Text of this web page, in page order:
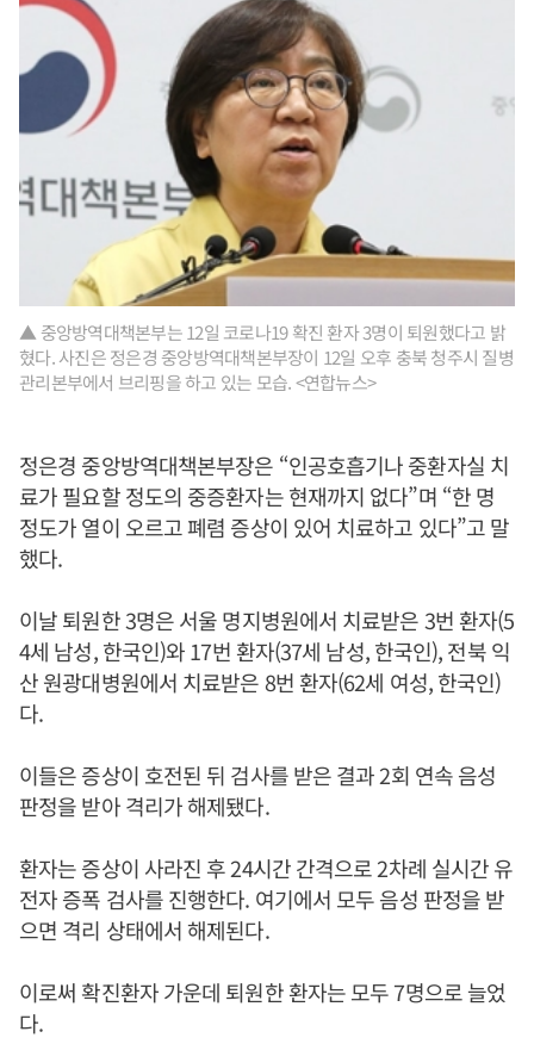
▲ 중앙방역대책본부는 12일 코로나19 확진 환자 3명이 퇴원했다고 밝
혔다. 사진은 정은경 중앙방역대책본부장이 12일 오후 충북 청주시 질병
관리본부에서 브리핑을 하고 있는 모습. <연합뉴스>
정은경 중앙방역대책본부장은 “인공호흡기나 중환자실 치
료가 필요할 정도의 중증환자는 현재까지 없다”며 “한 명
정도가 열이 오르고 폐렴 증상이 있어 치료하고 있다”고 말
했다.
이날 퇴원한 3명은 서울 명지병원에서 치료받은 3번 환자(5
4세 남성, 한국인)와 17번 환자(37세 남성, 한국인), 전북 익
산 원광대병원에서 치료받은 8번 환자(62세 여성, 한국인)
다.
이들은 증상이 호전된 뒤 검사를 받은 결과 2회 연속 음성
판정을 받아 격리가 해제됐다.
환자는 증상이 사라진 후 24시간 간격으로 2차례 실시간 유
전자 증폭 검사를 진행한다. 여기에서 모두 음성 판정을 받
으면 격리 상태에서 해제된다.
이로써 확진환자 가운데 퇴원한 환자는 모두 7명으로 늘었
다.